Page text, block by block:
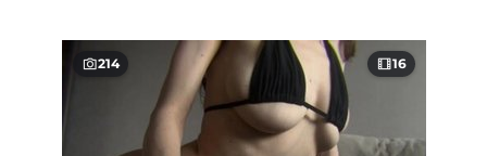
214 16